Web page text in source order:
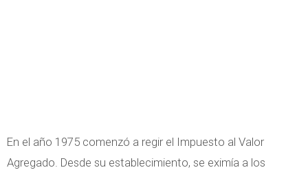
En el año 1975 comenzó a regir el Impuesto al Valor
Agregado. Desde su establecimiento, se eximía a los